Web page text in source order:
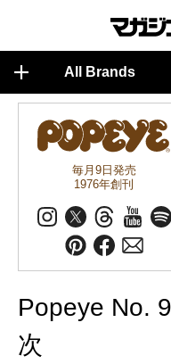
All Brands
毎月9日発売
1976年創刊
Popeye No.
次